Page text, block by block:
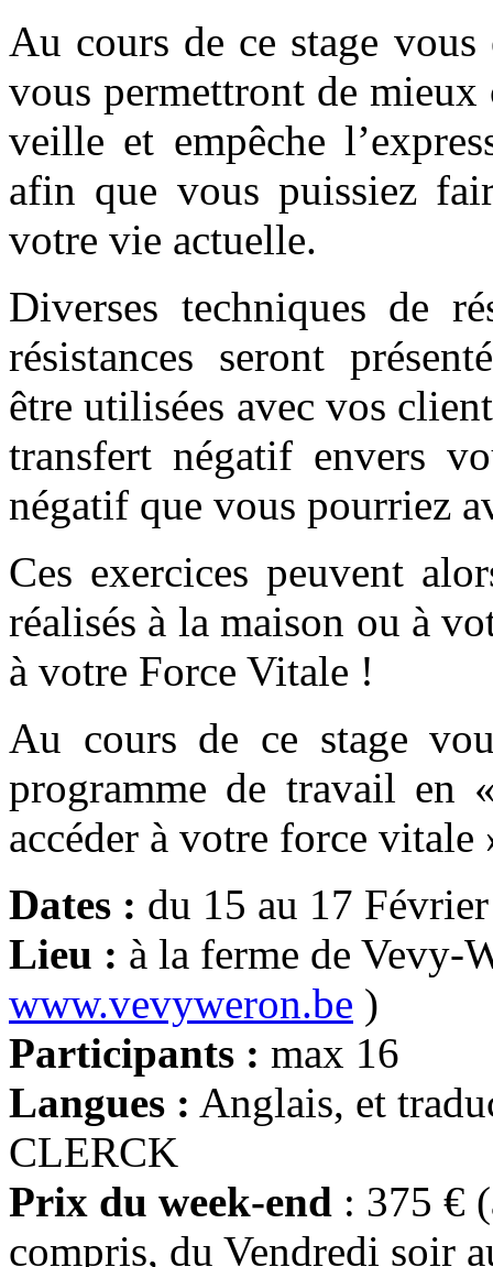
Au cours de ce stage
vous permettront de
veille et empêche
afin que vous puissiez
votre vie actuelle.
Diverses techniques de
résistances seront
être utilisées avec vos
transfert négatif envers
négatif que vous pourriez
Ces exercices peuvent
réalisés à la maison ou à
à votre Force Vitale !
Au cours de ce stage
programme de travail en
accéder à votre force vitale
Dates : du 15 au 17
Lieu : à la ferme de Vevy-
www.vevyweron.be )
Participants : max 16
Langues : Anglais, et
CLERCK
Prix du week-end : 375 €
compris, du Vendredi soir